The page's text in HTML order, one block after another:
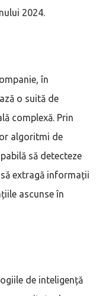
2024.
în
o suită de
complexă. Prin
algoritmi de
să detecteze
extragă informații
ascunse în
de inteligență